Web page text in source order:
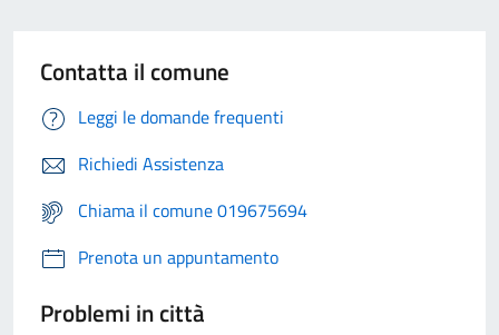
Contatta il comune
Leggi le domande frequenti
Richiedi Assistenza
Chiama il comune 019675694
Prenota un appuntamento
Problemi in città